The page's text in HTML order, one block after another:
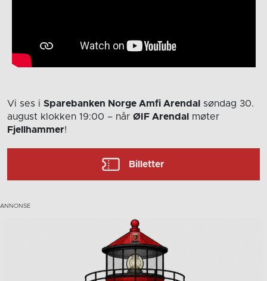
Vi ses i Sparebanken Norge Amfi Arendal
søndag 30.
august klokken 19:00 – når ØIF Arendal
møter
Fjellhammer!
Billetter